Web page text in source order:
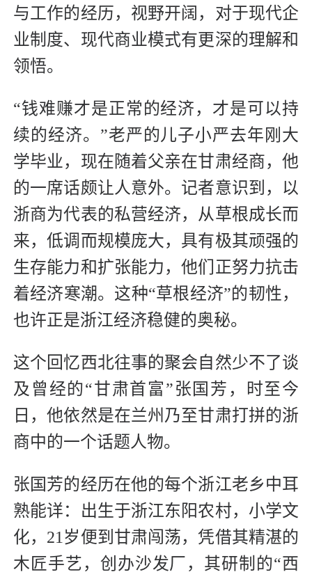
与工作的经历，视野开阔，对于现代企
业制度、现代商业模式有更深的理解和
领悟。
“钱难赚才是正常的经济，才是可以持
续的经济。”老严的儿子小严去年刚大
学毕业，现在随着父亲在甘肃经商，他
的一席话颇让人意外。记者意识到，以
浙商为代表的私营经济，从草根成长而
来，低调而规模庞大，具有极其顽强的
生存能力和扩张能力，他们正努力抗击
着经济寒潮。这种“草根经济”的韧性，
也许正是浙江经济稳健的奥秘。
这个回忆西北往事的聚会自然少不了谈
及曾经的“甘肃首富”张国芳，时至今
日，他依然是在兰州乃至甘肃打拼的浙
商中的一个话题人物。
张国芳的经历在他的每个浙江老乡中耳
熟能详：出生于浙江东阳农村，小学文
化，21岁便到甘肃闯荡，凭借其精湛的
木匠手艺，创办沙发厂，其研制的“西